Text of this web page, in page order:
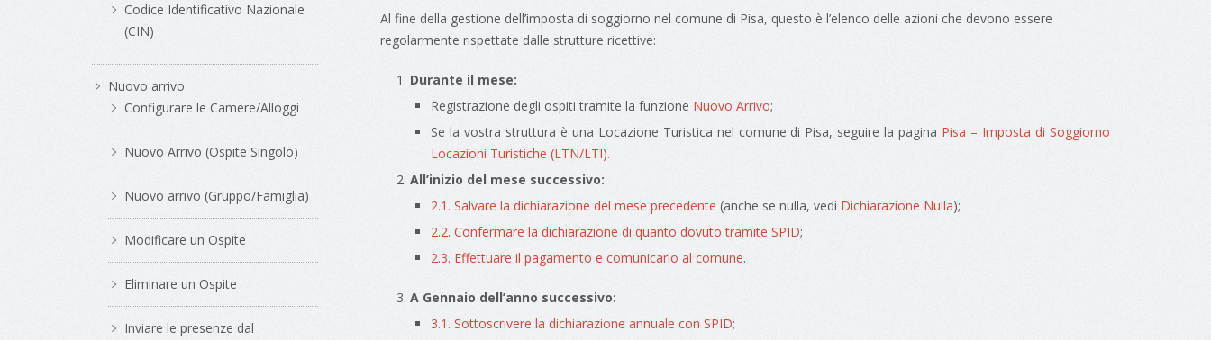
Al fine della gestione dell’imposta di soggiorno nel comune di Pisa, questo è l’elenco delle azioni che devono essere
regolarmente rispettate dalle strutture ricettive:
Durante il mese:
Registrazione degli ospiti tramite la funzione Nuovo Arrivo;
Se la vostra struttura è una Locazione Turistica nel comune di Pisa, seguire la pagina Pisa – Imposta di Soggiorno
Locazioni Turistiche (LTN/LTI).
All’inizio del mese successivo:
2.1. Salvare la dichiarazione del mese precedente (anche se nulla, vedi Dichiarazione Nulla);
2.2. Confermare la dichiarazione di quanto dovuto tramite SPID;
2.3. Effettuare il pagamento e comunicarlo al comune.
A Gennaio dell’anno successivo:
3.1. Sottoscrivere la dichiarazione annuale con SPID;
Codice Identificativo Nazionale
(CIN)
Nuovo arrivo
Configurare le Camere/Alloggi
Nuovo Arrivo (Ospite Singolo)
Nuovo arrivo (Gruppo/Famiglia)
Modificare un Ospite
Eliminare un Ospite
Inviare le presenze dal